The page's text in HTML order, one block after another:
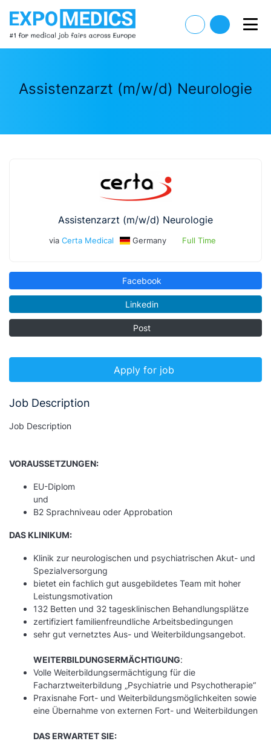
Assistenzarzt (m/w/d) Neurologie
Assistenzarzt (m/w/d) Neurologie
via Certa Medical Germany Full Time
Facebook
Linkedin
Post
Apply for job
Job Description
Job Description
VORAUSSETZUNGEN:
EU-Diplom
und
B2 Sprachniveau oder Approbation
DAS KLINIKUM:
Klinik zur neurologischen und psychiatrischen Akut- und
Spezialversorgung
bietet ein fachlich gut ausgebildetes Team mit hoher
Leistungsmotivation
132 Betten und 32 tagesklinischen Behandlungsplätze
zertifiziert familienfreundliche Arbeitsbedingungen
sehr gut vernetztes Aus- und Weiterbildungsangebot.
WEITERBILDUNGSERMÄCHTIGUNG:
Volle Weiterbildungsermächtigung für die
Facharztweiterbildung „Psychiatrie und Psychotherapie“
Praxisnahe Fort- und Weiterbildungsmöglichkeiten sowie
eine Übernahme von externen Fort- und Weiterbildungen
DAS ERWARTET SIE: